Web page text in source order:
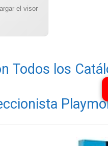
el visor
Todos los